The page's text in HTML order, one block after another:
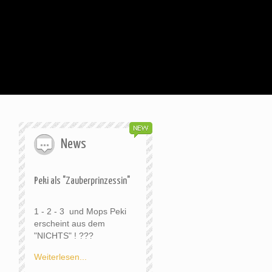
News
Peki als "Zauberprinzessin"
1 - 2 - 3 und Mops Peki
erscheint aus dem
"NICHTS" ! ???
Weiterlesen...